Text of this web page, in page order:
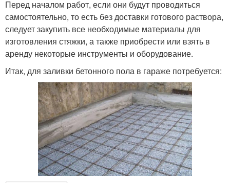
Перед началом работ, если они будут проводиться
самостоятельно, то есть без доставки готового раствора,
следует закупить все необходимые материалы для
изготовления стяжки, а также приобрести или взять в
аренду некоторые инструменты и оборудование.
Итак, для заливки бетонного пола в гараже потребуется: